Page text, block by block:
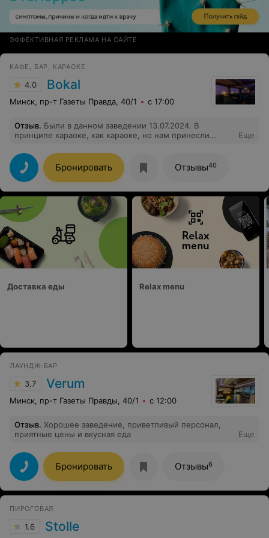
ЭФФЕКТИВНАЯ РЕКЛАМА НА САЙТЕ
КАФЕ, БАР, КАРАОКЕ
4.0 Bokal
Минск, пр-т Газеты Правда, 40/1 с 17:00
Отзыв. Были в данном заведении 13.07.2024. В
принципе караоке, как караоке, но нам принесли
,а также отказались возвращать ранее внесенные
деньги, как депозит. Ужасное место...........
Еще
Бронировать Отзывы40
Доставка еды Relax menu
ЛАУНДЖ-БАР
3.7 Verum
Минск, пр-т Газеты Правды, 40/1 с 12:00
Отзыв. Хорошее заведение, приветливый персонал,
приятные цены и вкусная еда
Еще
Бронировать Отзывы6
ПИРОГОВАЯ
1.6 Stolle